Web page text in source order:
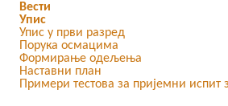
Вести
Упис
Упис у први разред
Порука осмацима
Формирање одељења
Наставни план
Примери тестова за пријемни испит